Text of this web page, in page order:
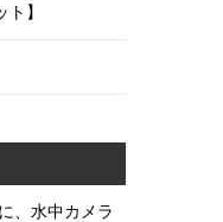
】
、水中カメラ